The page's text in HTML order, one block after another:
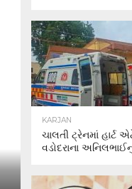
KARJAN
ચાલતી ટ્રેનમાં
વડોદરાના